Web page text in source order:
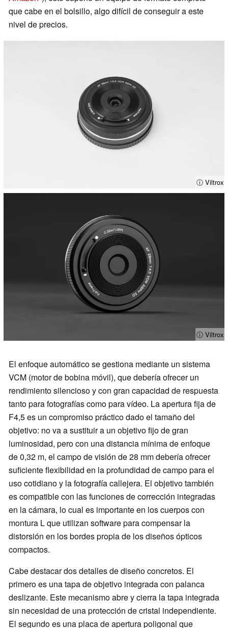
que cabe en el bolsillo, algo difícil de conseguir a este
nivel de precios.
ⓘ Viltrox
ⓘ Viltrox
El enfoque automático se gestiona mediante un sistema
VCM (motor de bobina móvil), que debería ofrecer un
rendimiento silencioso y con gran capacidad de respuesta
tanto para fotografías como para vídeo. La apertura fija de
F4,5 es un compromiso práctico dado el tamaño del
objetivo: no va a sustituir a un objetivo fijo de gran
luminosidad, pero con una distancia mínima de enfoque
de 0,32 m, el campo de visión de 28 mm debería ofrecer
suficiente flexibilidad en la profundidad de campo para el
uso cotidiano y la fotografía callejera. El objetivo también
es compatible con las funciones de corrección integradas
en la cámara, lo cual es importante en los cuerpos con
montura L que utilizan software para compensar la
distorsión en los bordes propia de los diseños ópticos
compactos.
Cabe destacar dos detalles de diseño concretos. El
primero es una tapa de objetivo integrada con palanca
deslizante. Este mecanismo abre y cierra la tapa integrada
sin necesidad de una protección de cristal independiente.
El segundo es una placa de apertura poligonal que